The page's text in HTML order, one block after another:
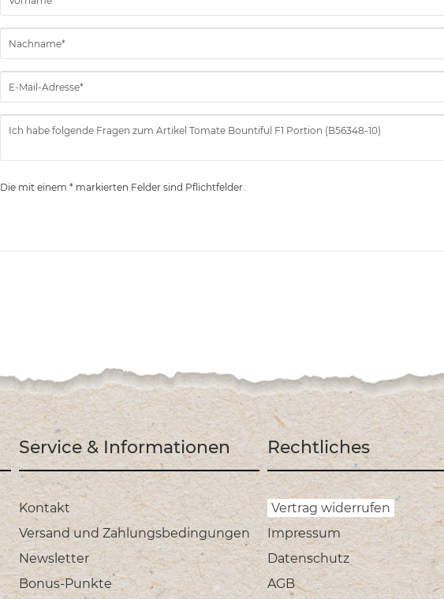
Die mit einem * markierten Felder sind Pflichtfelder.
Service & Informationen
Kontakt
Versand und Zahlungsbedingungen
Newsletter
Bonus-Punkte
Rechtliches
Vertrag widerrufen
Impressum
Datenschutz
AGB